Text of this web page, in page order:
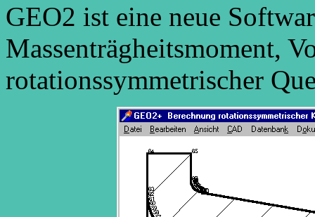
GEO2 ist eine neue
Massenträgheitsmoment,
rotationssymmetrischer